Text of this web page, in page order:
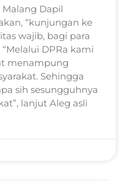
Malang Dapil
“kunjungan ke
wajib, bagi para
DPRa kami
menampung
Sehingga
sih sesungguhnya
lanjut Aleg asli